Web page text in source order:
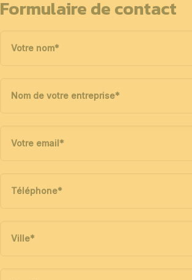
Formulaire de contact
Votre nom*
Nom de votre entreprise*
Votre email*
Téléphone*
Ville*